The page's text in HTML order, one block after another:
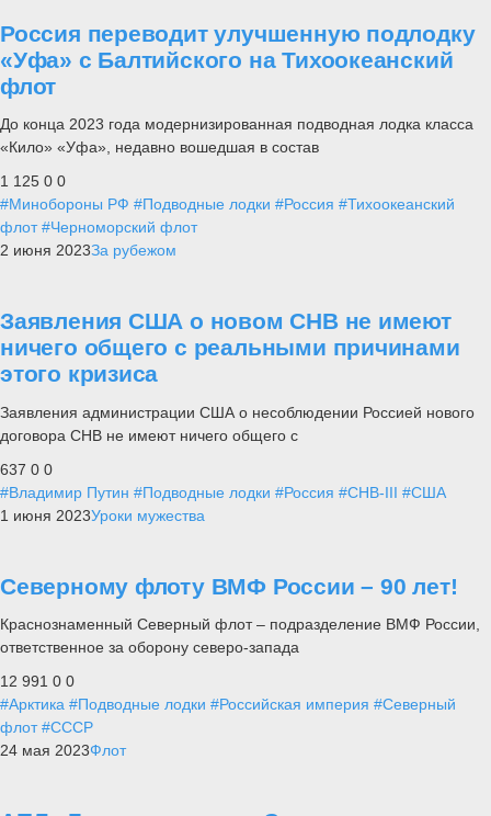
Россия переводит улучшенную подлодку
«Уфа» с Балтийского на Тихоокеанский
флот
До конца 2023 года модернизированная подводная лодка класса
«Кило» «Уфа», недавно вошедшая в состав
1 125 0 0
#Минобороны РФ #Подводные лодки #Россия #Тихоокеанский
флот #Черноморский флот
2 июня 2023За рубежом
Заявления США о новом СНВ не имеют
ничего общего с реальными причинами
этого кризиса
Заявления администрации США о несоблюдении Россией нового
договора СНВ не имеют ничего общего с
637 0 0
#Владимир Путин #Подводные лодки #Россия #СНВ-III #США
1 июня 2023Уроки мужества
Северному флоту ВМФ России – 90 лет!
Краснознаменный Северный флот – подразделение ВМФ России,
ответственное за оборону северо-запада
12 991 0 0
#Арктика #Подводные лодки #Российская империя #Северный
флот #СССР
24 мая 2023Флот